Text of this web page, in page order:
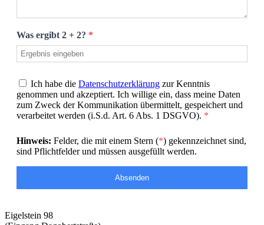
Was ergibt 2 + 2? *
Ich habe die Datenschutzerklärung zur Kenntnis
genommen und akzeptiert. Ich willige ein, dass meine Daten
zum Zweck der Kommunikation übermittelt, gespeichert und
verarbeitet werden (i.S.d. Art. 6 Abs. 1 DSGVO). *
Hinweis: Felder, die mit einem Stern (*) gekennzeichnet sind,
sind Pflichtfelder und müssen ausgefüllt werden.
Absenden
Eigelstein 98